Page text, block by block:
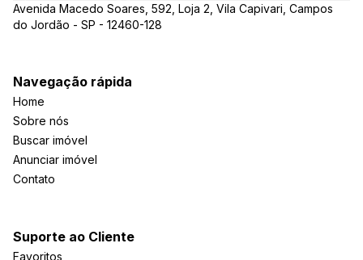
Avenida Macedo Soares, 592, Loja 2, Vila Capivari, Campos
do Jordão - SP - 12460-128
Navegação rápida
Home
Sobre nós
Buscar imóvel
Anunciar imóvel
Contato
Suporte ao Cliente
Favoritos